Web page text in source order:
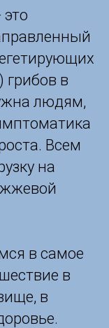
это
в
людям,
Всем
на
в самое
в
в